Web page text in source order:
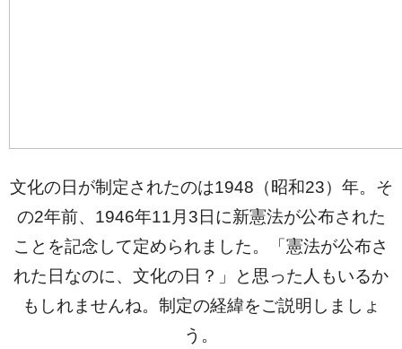
文化の日が制定されたのは1948（昭和23）年。そ
の2年前、1946年11月3日に新憲法が公布された
ことを記念して定められました。「憲法が公布さ
れた日なのに、文化の日？」と思った人もいるか
もしれませんね。制定の経緯をご説明しましょ
う。